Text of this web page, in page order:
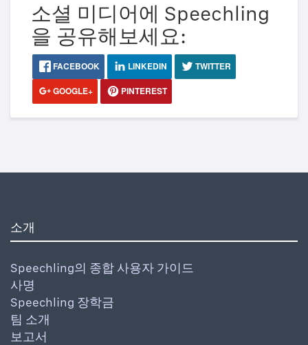
소셜 미디어에 Speechling
을 공유해보세요:
FACEBOOK LINKEDIN
TWITTER
GOOGLE+
PINTEREST
소개
Speechling의 종합 사용자 가이드
사명
Speechling 장학금
팀 소개
보고서